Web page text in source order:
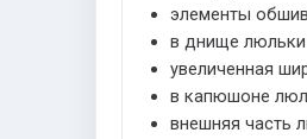
элементы
в днище люльки
увеличенная
в капюшоне
внешняя часть